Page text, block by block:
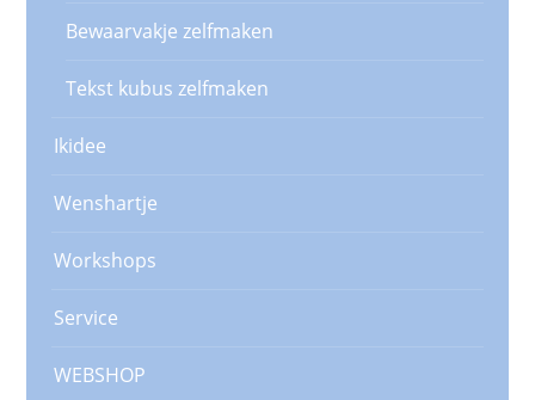
Bewaarvakje zelfmaken
Tekst kubus zelfmaken
Ikidee
Wenshartje
Workshops
Service
WEBSHOP